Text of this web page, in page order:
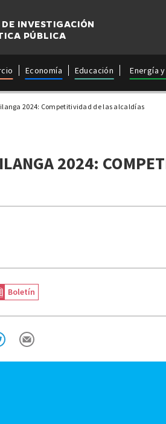
INVESTIGACIÓN
PÚBLICA
Economía Educación Energía
2024: Competitividad de las alcaldías
2024:
Boletín